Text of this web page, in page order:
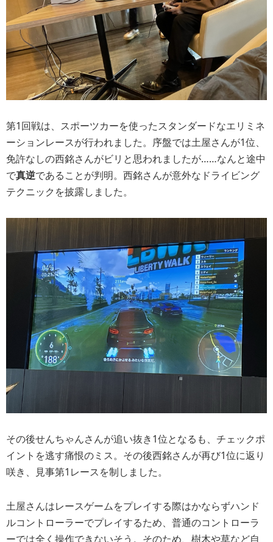
第1回戦は、スポーツカーを使ったスタンダードなエリミネ
ーションレースが行われました。序盤では土屋さんが1位、
免許なしの西銘さんがビリと思われましたが……なんと途中
で真逆であることが判明。西銘さんが意外なドライビング
テクニックを披露しました。
その後せんちゃんさんが追い抜き1位となるも、チェックポ
イントを逃す痛恨のミス。その後西銘さんが再び1位に返り
咲き、見事第1レースを制しました。
土屋さんはレースゲームをプレイする際はかならずハンド
ルコントローラーでプレイするため、普通のコントローラ
ーでは全く操作できないそう。そのため、樹木や草など自